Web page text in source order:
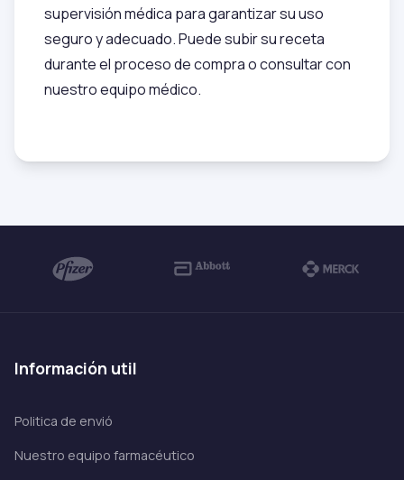
supervisión médica para garantizar su uso
seguro y adecuado. Puede subir su receta
durante el proceso de compra o consultar con
nuestro equipo médico.
información util
Politica de envió
Nuestro equipo farmacéutico